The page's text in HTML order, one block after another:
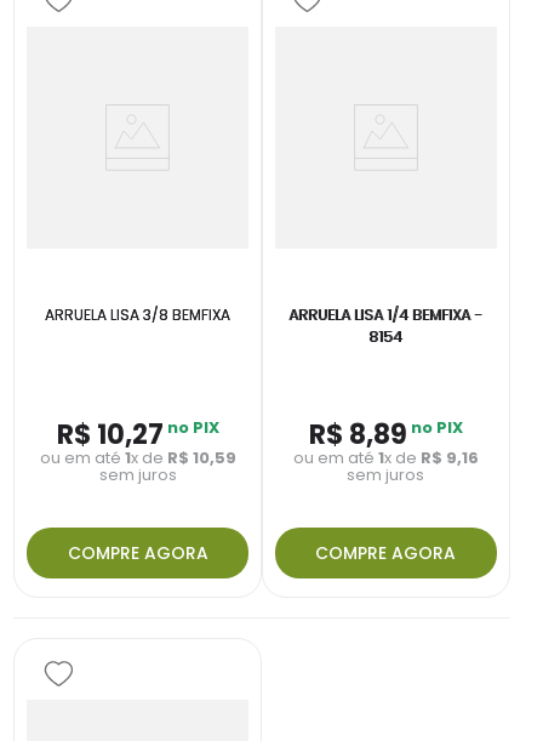
ARRUELA LISA 3/8 BEMFIXA
R$ 10,27 no PIX
ou em até 1x de R$ 10,59
sem juros
COMPRE AGORA
ARRUELA LISA 1/4 BEMFIXA -
8154
R$ 8,89 no PIX
ou em até 1x de R$ 9,16
sem juros
COMPRE AGORA